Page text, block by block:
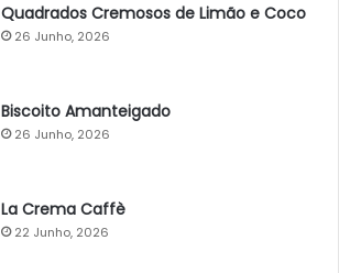
Quadrados Cremosos de Limão e Coco
26 Junho, 2026
Biscoito Amanteigado
26 Junho, 2026
La Crema Caffè
22 Junho, 2026